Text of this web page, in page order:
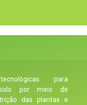
para
por meio de
das plantas e